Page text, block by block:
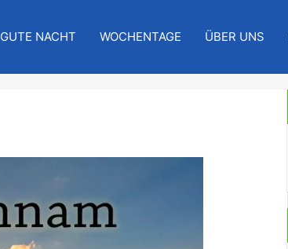
GUTE NACHT WOCHENTAGE ÜBER UNS